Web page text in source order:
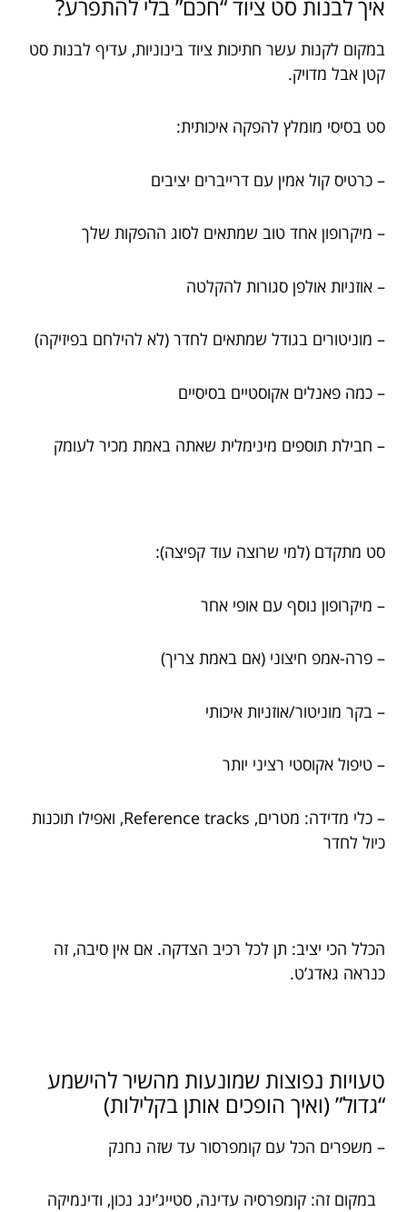
איך לבנות סט ציוד “חכם” בלי להתפרע?
במקום לקנות עשר חתיכות ציוד בינוניות, עדיף לבנות סט
קטן אבל מדויק.
סט בסיסי מומלץ להפקה איכותית:
– כרטיס קול אמין עם דרייברים יציבים
– מיקרופון אחד טוב שמתאים לסוג ההפקות שלך
– אוזניות אולפן סגורות להקלטה
– מוניטורים בגודל שמתאים לחדר (לא להילחם בפיזיקה)
– כמה פאנלים אקוסטיים בסיסיים
– חבילת תוספים מינימלית שאתה באמת מכיר לעומק
סט מתקדם (למי שרוצה עוד קפיצה):
– מיקרופון נוסף עם אופי אחר
– פרה-אמפ חיצוני (אם באמת צריך)
– בקר מוניטור/אוזניות איכותי
– טיפול אקוסטי רציני יותר
– כלי מדידה: מטרים, Reference tracks, ואפילו תוכנות
כיול לחדר
הכלל הכי יציב: תן לכל רכיב הצדקה. אם אין סיבה, זה
כנראה גאדג’ט.
טעויות נפוצות שמונעות מהשיר להישמע
“גדול” (ואיך הופכים אותן בקלילות)
– משפרים הכל עם קומפרסור עד שזה נחנק
במקום זה: קומפרסיה עדינה, סטייג’ינג נכון, ודינמיקה